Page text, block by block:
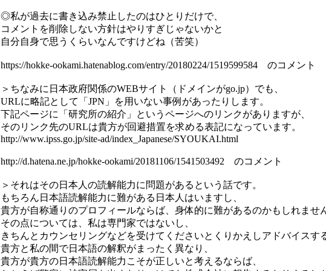
◎私が過去に書き込み禁止したのはひとりだけで、
コメントを削除しない方針はやりすぎじゃないかと
自分自身で思うくらいなんですけどね（苦笑）
https://hokke-ookami.hatenablog.com/entry/20180224/1519599584 のコメント
＞ちなみに日本政府関係のWEBサイト（ドメインがgo.jp）でも、
URLに略記として「JPN」を用いない事例があったりします。
下記ページに「研究所の紹介」というページへのリンクがありますが、
そのリンク先のURLは貴方が回避措置を求める表記になっています。
http://www.ipss.go.jp/site-ad/index_Japanese/SYOUKAI.html
http://d.hatena.ne.jp/hokke-ookami/20181106/1541503492 のコメント
＞それはその日本人の読解能力に問題があるという話です。
もちろん日本語読解能力に難がある日本人はいますし、
貴方が自称通りのプロフィールならば、身体的に難があるのかもしれませ
その点については、私は専門家ではないし、
きちんとカウンセリングなどを受けてくださいとくりかえしアドバイスす
貴方と私の間で日本語の解釈がまったく異なり、
貴方が貴方の日本語読解能力こそが正しいと考えるならば、